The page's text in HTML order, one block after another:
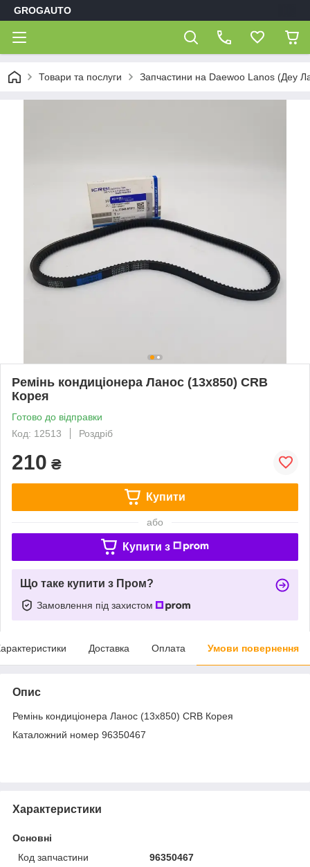
GROGAUTO
Товари та послуги Запчастини на Daewoo Lanos (Деу
Ремінь кондиціонера Ланос (13х850) CRB
Корея
Готово до відправки
Код: 12513
Роздріб
210 ₴
Купити
або
Купити з
Що таке купити з Пром?
Замовлення під захистом
Доставка Оплата Умови повернення
Опис
Ремінь кондиціонера Ланос (13х850) CRB Корея
Каталожний номер 96350467
Характеристики
Основні
Код запчастини
96350467